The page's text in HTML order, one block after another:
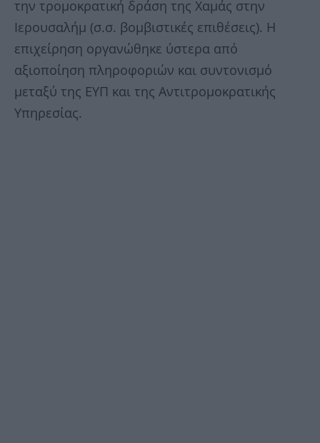
την τρομοκρατική δράση της Χαμάς στην
Ιερουσαλήμ (σ.σ. βομβιστικές επιθέσεις). Η
επιχείρηση οργανώθηκε ύστερα από
αξιοποίηση πληροφοριών και συντονισμό
μεταξύ της ΕΥΠ και της Αντιτρομοκρατικής
Υπηρεσίας.